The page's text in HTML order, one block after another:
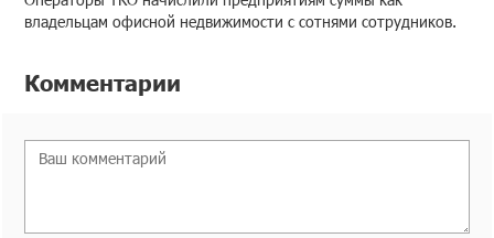
владельцам офисной недвижимости с сотнями сотрудников.
Комментарии